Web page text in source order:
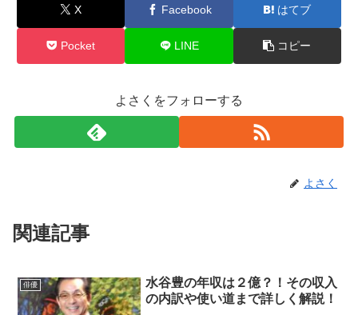
X Facebook はてブ
Pocket LINE コピー
よさくをフォローする
よさく
関連記事
俳優
水谷豊の年収は２億？！その収入
の内訳や使い道まで詳しく解説！